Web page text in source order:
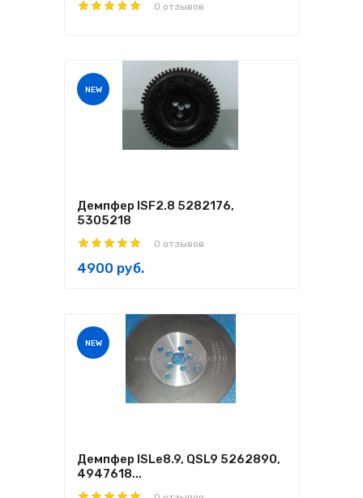
0 отзывов
NEW
Демпфер ISF2.8 5282176,
5305218
0 отзывов
4900 руб.
NEW
Демпфер ISLe8.9, QSL9 5262890,
4947618...